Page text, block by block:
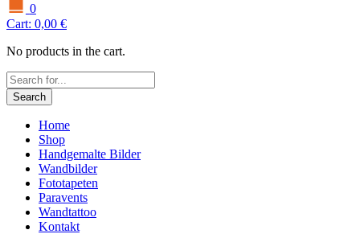
0
Cart: 0,00 €
No products in the cart.
Search
Home
Shop
Handgemalte Bilder
Wandbilder
Fototapeten
Paravents
Wandtattoo
Kontakt